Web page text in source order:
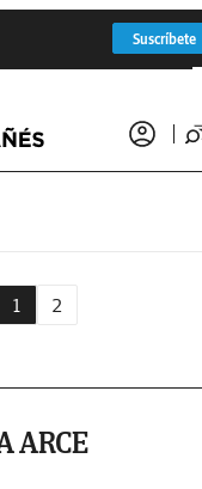
Suscríbete
1 2
ARCE